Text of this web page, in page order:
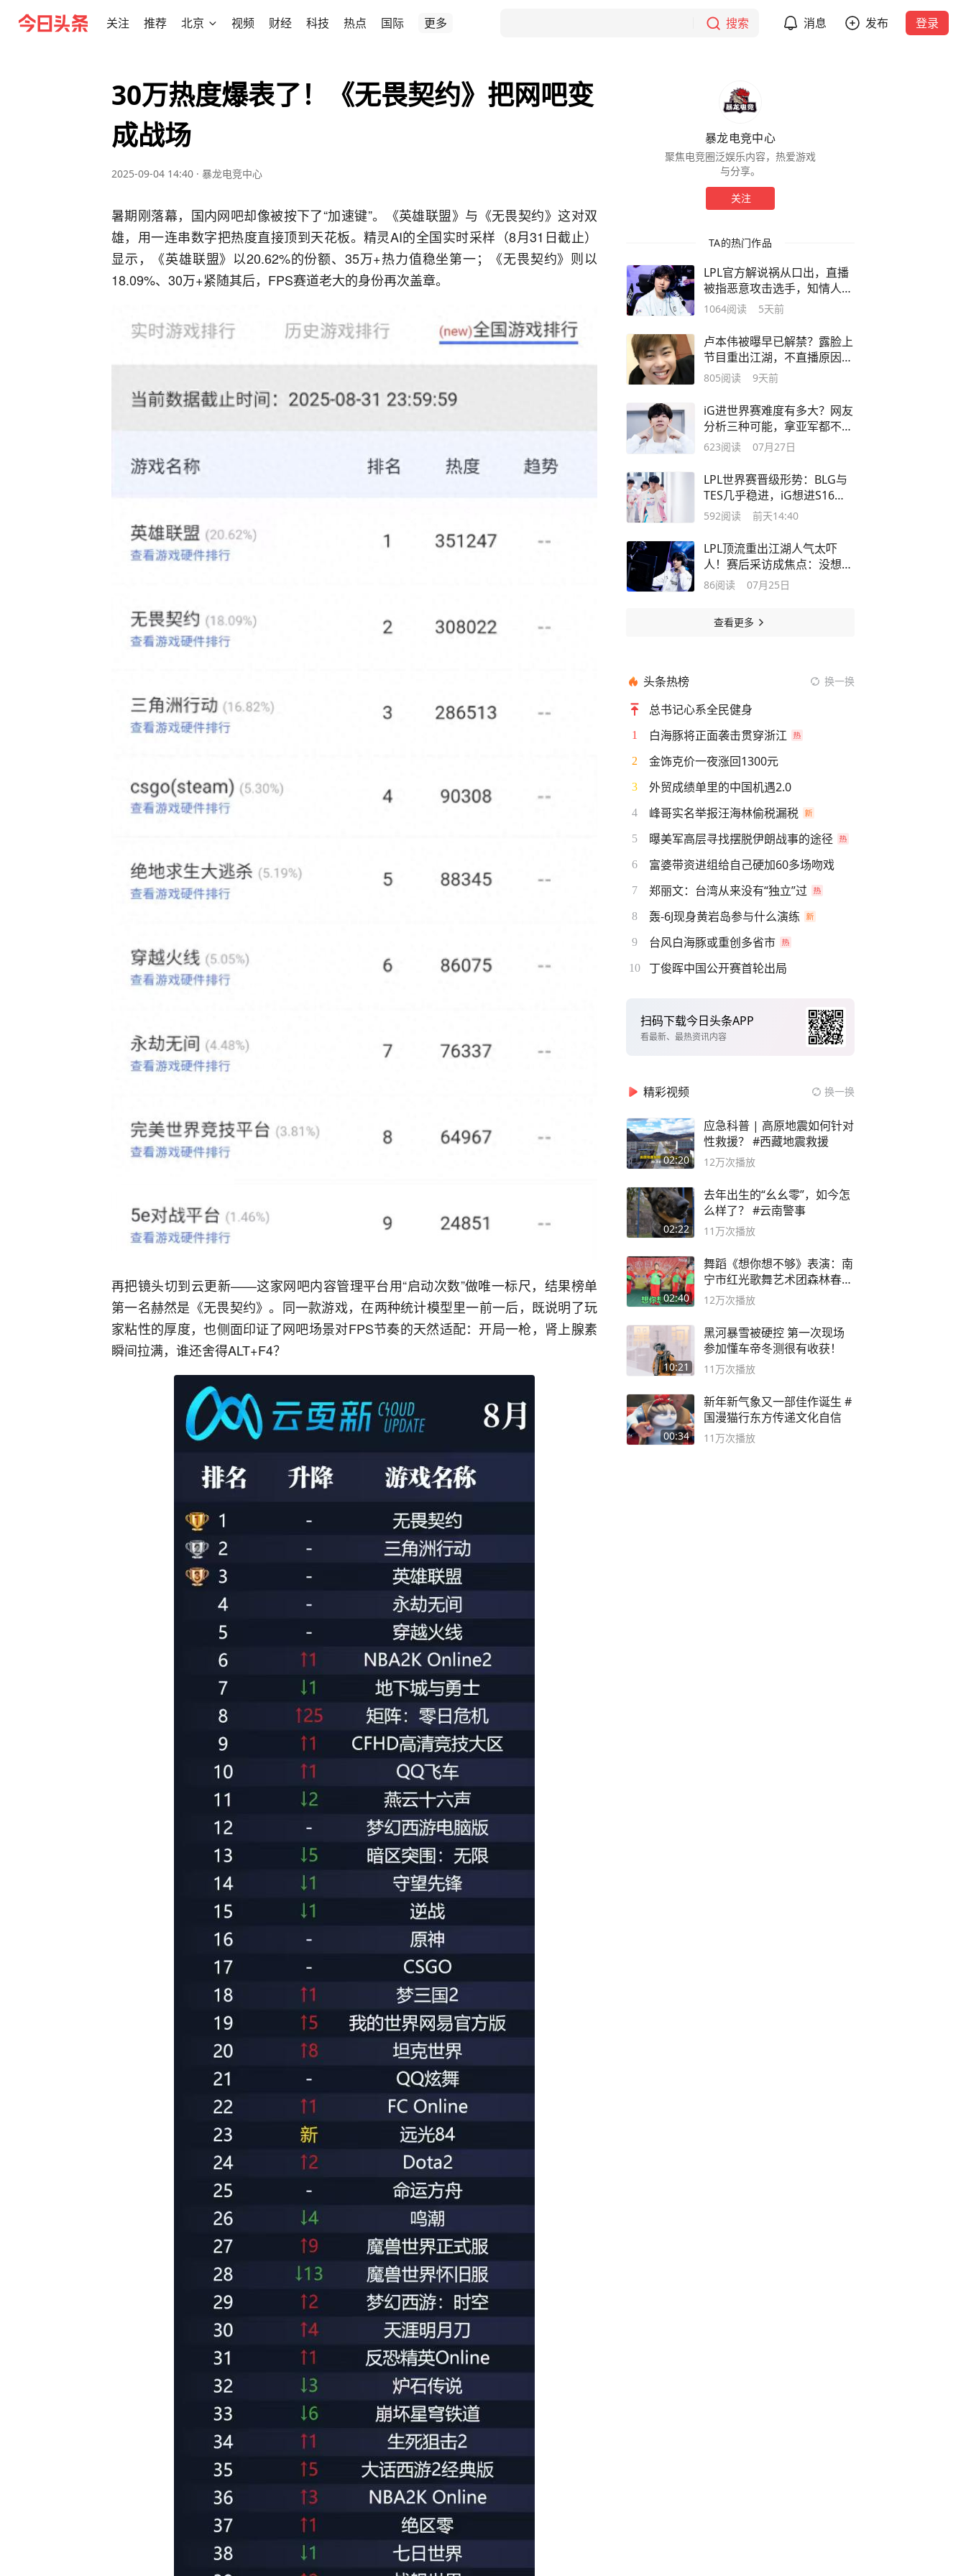
关注 推荐 北京 视频 财经 科技 热点 国际 更多 搜索 消息 发布 登录
30万热度爆表了！《无畏契约》把网吧变
成战场
2025-09-04 14:40 · 暴龙电竞中心
暑期刚落幕，国内网吧却像被按下了“加速键”。《英雄联盟》与《无畏契约》这对双
雄，用一连串数字把热度直接顶到天花板。精灵AI的全国实时采样（8月31日截止）
显示，《英雄联盟》以20.62%的份额、35万+热力值稳坐第一；《无畏契约》则以
18.09%、30万+紧随其后，FPS赛道老大的身份再次盖章。
再把镜头切到云更新——这家网吧内容管理平台用“启动次数”做唯一标尺，结果榜单
第一名赫然是《无畏契约》。同一款游戏，在两种统计模型里一前一后，既说明了玩
家粘性的厚度，也侧面印证了网吧场景对FPS节奏的天然适配：开局一枪，肾上腺素
瞬间拉满，谁还舍得ALT+F4？
暴龙电竞中心
聚焦电竞圈泛娱乐内容，热爱游戏
与分享。
关注
TA的热门作品
LPL官方解说祸从口出，直播
被指恶意攻击选手，知情人爆
料进展！
1064阅读 5天前
卢本伟被曝早已解禁？露脸上
节目重出江湖，不直播原因曝
光引热议
805阅读 9天前
iG进世界赛难度有多大？网友
分析三种可能，拿亚军都不能
稳进S赛
623阅读 07月27日
LPL世界赛晋级形势：BLG与
TES几乎稳进，iG想进S16难
如登天？
592阅读 前天14:40
LPL顶流重出江湖人气太吓
人！赛后采访成焦点：没想到
成涅槃上单
86阅读 07月25日
查看更多
头条热榜 换一换
总书记心系全民健身
1 白海豚将正面袭击贯穿浙江
2 金饰克价一夜涨回1300元
3 外贸成绩单里的中国机遇2.0
4 峰哥实名举报汪海林偷税漏税
5 曝美军高层寻找摆脱伊朗战事的途径
6 富婆带资进组给自己硬加60多场吻戏
7 郑丽文：台湾从来没有“独立”过
8 轰-6J现身黄岩岛参与什么演练
9 台风白海豚或重创多省市
10 丁俊晖中国公开赛首轮出局
扫码下载今日头条APP
看最新、最热资讯内容
精彩视频 换一换
02:20
应急科普 | 高原地震如何针对
性救援？ #西藏地震救援
12万次播放
02:22
去年出生的“幺幺零”，如今怎
么样了？ #云南警事
11万次播放
02:40
舞蹈《想你想不够》表演：南
宁市红光歌舞艺术团森林春红
舞蹈队。
12万次播放
10:21
黑河暴雪被硬控 第一次现场
参加懂车帝冬测很有收获！
11万次播放
00:34
新年新气象又一部佳作诞生 #
国漫猫行东方传递文化自信
11万次播放